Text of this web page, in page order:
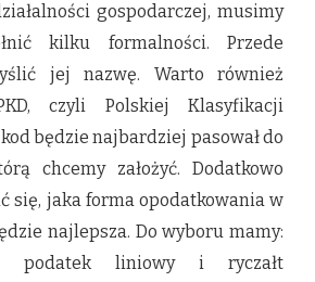
gospodarczej, musimy
kilku formalności. Przede
jej nazwę. Warto również
czyli Polskiej Klasyfikacji
będzie najbardziej pasował do
chcemy założyć. Dodatkowo
się, jaka forma opodatkowania w
najlepsza. Do wyboru mamy:
podatek liniowy i ryczałt